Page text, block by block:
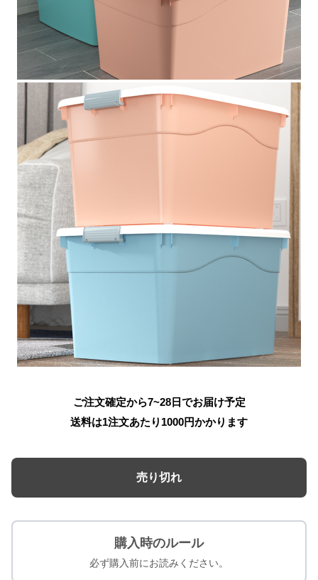
ご注文確定から7~28日でお届け予定
送料は1注文あたり 1000円かかります
売り切れ
購入時のルール
必ず購入前にお読みください。